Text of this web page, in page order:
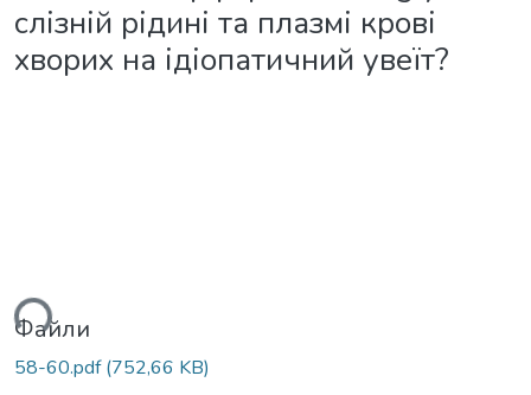
слізній рідині та плазмі крові
хворих на ідіопатичний увеїт?
Файли
58-60.pdf(752,66 KB)